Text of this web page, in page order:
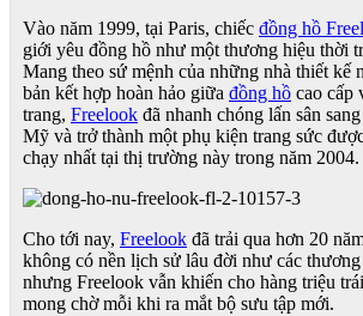
Vào năm 1999, tại Paris, chiếc đồng hồ
giới yêu đồng hồ như một thương hiệu thời
Mang theo sứ mệnh của những nhà thiết kế
bản kết hợp hoàn hảo giữa đồng hồ cao cấp
trang, Freelook đã nhanh chóng lấn sân
Mỹ và trở thành một phụ kiện trang sức
chạy nhất tại thị trường này trong năm 2004.
Cho tới nay, Freelook đã trải qua hơn 20
không có nền lịch sử lâu đời như các
nhưng Freelook vẫn khiến cho hàng triệu
mong chờ mỗi khi ra mắt bộ sưu tập mới.